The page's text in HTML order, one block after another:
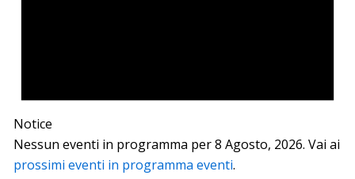
Notice
Nessun eventi in programma per 8 Agosto, 2026. Vai ai
prossimi eventi in programma eventi.